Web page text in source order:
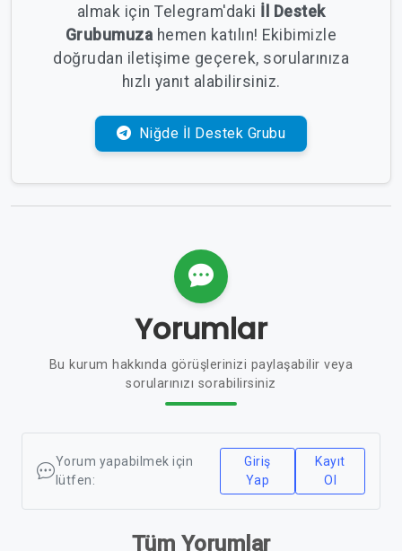
almak için Telegram'daki İl Destek
Grubumuza hemen katılın! Ekibimizle
doğrudan iletişime geçerek, sorularınıza
hızlı yanıt alabilirsiniz.
Niğde İl Destek Grubu
Yorumlar
Bu kurum hakkında görüşlerinizi paylaşabilir veya
sorularınızı sorabilirsiniz
Yorum yapabilmek için
lütfen:
Giriş
Yap
Kayıt
Ol
Tüm Yorumlar